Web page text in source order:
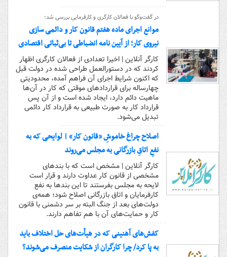
در گفت‌وگو با فعالان کارگری و کارفرمایی بررسی شد؛
موانع اجرای ماده هفتم قانون کار و دائمی سازی
نیروی کار؛ از آیین نامه انضباطی تا بی‌ثباتی اقتصادی
کارگر آنلاین | اخیرا تعدادی از فعالان کارگری اظهار
کردند که در دستورالعمل طراحی شده در دولت قبل
که اکنون شرایط اجرای آن فراهم آمده، محدودیتی
چهارساله برای قراردادهای موقتی که کار در آن‌ها
ماهیت دائم دارد، ایجاد شده است و از آن پس
قرارداد کار به صورت طبیعی به قرارداد کار دائمی
تبدیل می‌شود.
اصلاح چراغ خاموشِ «قانون کار» | لوایحی که به
نفعِ اتاقِ بازرگانی به مجلس می‌روند
کارگر آنلاین | مشخص است که با بندهای
مشخصی از قانون کار عداوت دارند و قرار است
لایحه به مجلس بفرستند تا این بندها به نفع
کارفرمایان و اتاق بازرگانی اصلاح شود؛ همه‌ی
دولت‌های بعد از جنگ البته بر سر دشمنی با قانون
کار و حمایت‌های آن با هم تفاهم دارند.
کفش‌های آهنینی که در هیأت‌های حل اختلاف باید
به پا کرد/ چرا کارگران از شکایت منصرف می‌شوند؟